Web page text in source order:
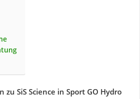
SiS Science in Sport GO Hydro